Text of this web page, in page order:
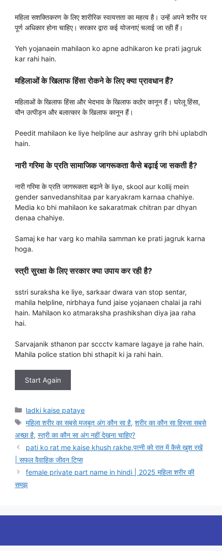
महिला सशक्तिकरण के लिए शारीरिक स्वायत्तता का महत्व है। उन्हें अपने शरीर पर
पूर्ण अधिकार होना चाहिए। सरकार द्वारा कई योजनाएं चलाई जा रही हैं।
Yeh yojanaein mahilaon ko apne adhikaron ke prati jagruk
kar rahi hain.
महिलाओं के खिलाफ हिंसा रोकने के लिए क्या प्रावधान हैं?
महिलाओं के खिलाफ हिंसा और भेदभाव के खिलाफ कठोर कानून हैं। घरेलू हिंसा,
यौन उत्पीड़न और बलात्कार के खिलाफ कानून हैं।
Peedit mahilaon ke liye helpline aur ashray grih bhi uplabdh
hain.
नारी गरिमा के प्रति सामाजिक जागरूकता कैसे बढ़ाई जा सकती है?
नारी गरिमा के प्रति जागरूकता बढ़ाने के liye, skool aur kollij mein
gender sanvedanshitaa par karyakram karnaa chahiye.
Media ko bhi mahilaon ke sakaratmak chitran par dhyan
denaa chahiye.
Samaj ke har varg ko mahila samman ke prati jagruk karna
hoga.
स्त्री सुरक्षा के लिए सरकार क्या उपाय कर रही है?
sstri suraksha ke liye, sarkaar dwara van stop sentar,
mahila helpline, nirbhaya fund jaise yojanaen chalai ja rahi
hain. Mahilaon ko atmaraksha prashikshan diya jaa raha
hai.
Sarvajanik sthanon par sccctv kamare lagaye ja rahe hain.
Mahila police station bhi sthapit ki ja rahi hain.
Start Again
Categories
ladki kaise pataye
Tags
महिला शरीर का सबसे मजबूत अंग कौन सा है,शरीर का कौन सा हिस्सा सबसे
अच्छा है, स्त्री का कौन सा अंग नहीं देखना चाहिए?
pati ko rat me kaise khush rakhe,पत्नी को रात में कैसे खुश रखें
| सफल वैवाहिक जीवन टिप्स
female private part name in hindi | 2025 महिला शरीर की
समझ